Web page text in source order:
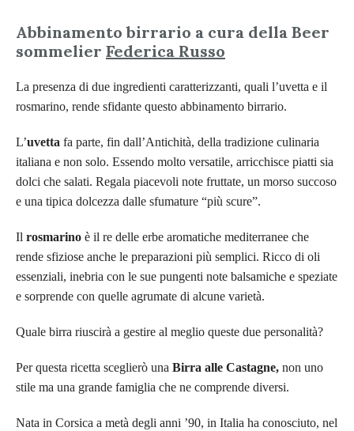
Abbinamento birrario a cura della Beer
sommelier Federica Russo
La presenza di due ingredienti caratterizzanti, quali l’uvetta e il
rosmarino, rende sfidante questo abbinamento birrario.
L’uvetta fa parte, fin dall’Antichità, della tradizione culinaria
italiana e non solo. Essendo molto versatile, arricchisce piatti sia
dolci che salati. Regala piacevoli note fruttate, un morso succoso
e una tipica dolcezza dalle sfumature “più scure”.
Il rosmarino è il re delle erbe aromatiche mediterranee che
rende sfiziose anche le preparazioni più semplici. Ricco di oli
essenziali, inebria con le sue pungenti note balsamiche e speziate
e sorprende con quelle agrumate di alcune varietà.
Quale birra riuscirà a gestire al meglio queste due personalità?
Per questa ricetta sceglierò una Birra alle Castagne, non uno
stile ma una grande famiglia che ne comprende diversi.
Nata in Corsica a metà degli anni ’90, in Italia ha conosciuto, nel